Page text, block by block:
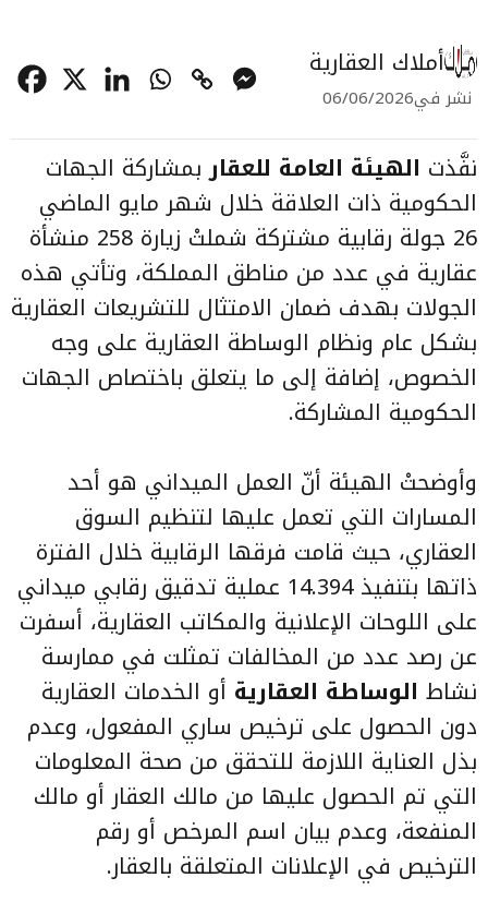
أملاك العقارية
نشر في06/06/2026
نفَّذت الهيئة العامة للعقاربمشاركة الجهات
الحكومية ذات العلاقة خلال شهر مايو الماضي
26 جولة رقابية مشتركة شملتْ زيارة 258 منشأة
عقارية في عدد من مناطق المملكة، وتأتي هذه
الجولات بهدف ضمان الامتثال للتشريعات العقارية
بشكل عام ونظام الوساطة العقارية على وجه
الخصوص، إضافة إلى ما يتعلق باختصاص الجهات
الحكومية المشاركة.
وأوضحتْ الهيئة أنّ العمل الميداني هو أحد
المسارات التي تعمل عليها لتنظيم السوق
العقاري، حيث قامت فرقها الرقابية خلال الفترة
ذاتها بتنفيذ 14.394 عملية تدقيق رقابي ميداني
على اللوحات الإعلانية والمكاتب العقارية، أسفرت
عن رصد عدد من المخالفات تمثلت في ممارسة
نشاط الوساطة العقارية أو الخدمات العقارية
دون الحصول على ترخيص ساري المفعول، وعدم
بذل العناية اللازمة للتحقق من صحة المعلومات
التي تم الحصول عليها من مالك العقار أو مالك
المنفعة، وعدم بيان اسم المرخص أو رقم
الترخيص في الإعلانات المتعلقة بالعقار.